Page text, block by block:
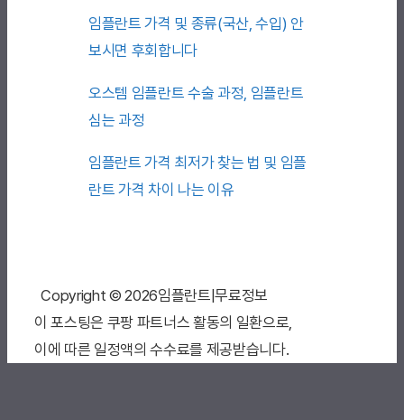
임플란트 가격 및 종류(국산, 수입) 안
보시면 후회합니다
오스템 임플란트 수술 과정, 임플란트
심는 과정
임플란트 가격 최저가 찾는 법 및 임플
란트 가격 차이 나는 이유
Copyright © 2026임플란트|무료정보
이 포스팅은 쿠팡 파트너스 활동의 일환으로,
이에 따른 일정액의 수수료를 제공받습니다.